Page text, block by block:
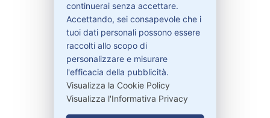
Contatti
329-30.78.513
info@pitdriver.com
continuerai senza accettare.
Accettando, sei consapevole che i
tuoi dati personali possono essere
raccolti allo scopo di
personalizzare e misurare
l'efficacia della pubblicità.
Visualizza la Cookie Policy
Visualizza l'Informativa Privacy